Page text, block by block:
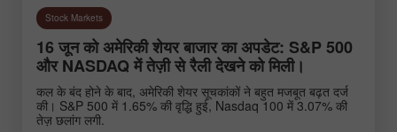
Stock Markets
16 जून को अमेरिकी शेयर बाजार का अपडेट: S&P 500
और NASDAQ में तेज़ी से रैली देखने को मिली।
कल के बंद होने के बाद, अमेरिकी शेयर सूचकांकों ने बहुत मजबूत बढ़त दर्ज
की। S&P 500 में 1.65% की वृद्धि हुई, Nasdaq 100 में 3.07% की
तेज़ छलांग लगी.